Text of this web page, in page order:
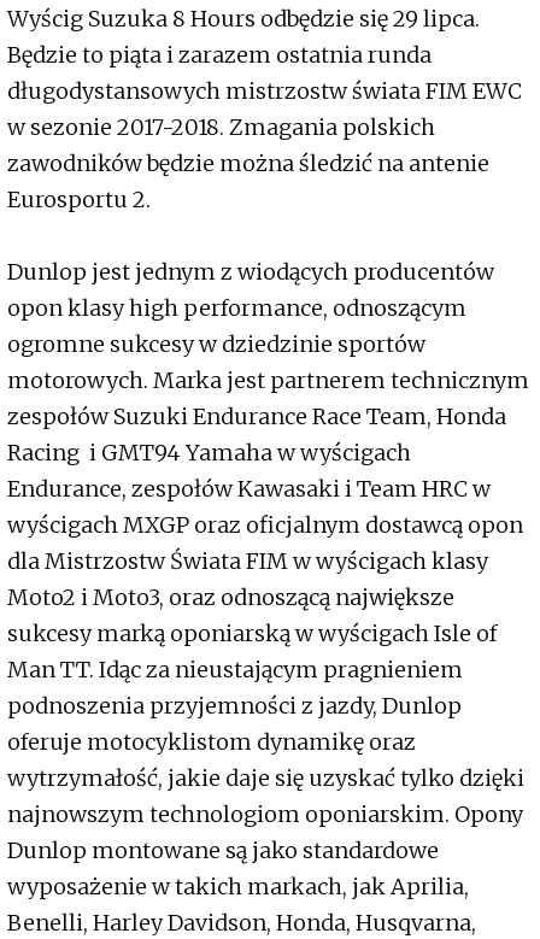
Wyścig Suzuka 8 Hours odbędzie się 29 lipca.
Będzie to piąta i zarazem ostatnia runda
długodystansowych mistrzostw świata FIM EWC
w sezonie 2017-2018. Zmagania polskich
zawodników będzie można śledzić na antenie
Eurosportu 2.
Dunlop jest jednym z wiodących producentów
opon klasy high performance, odnoszącym
ogromne sukcesy w dziedzinie sportów
motorowych. Marka jest partnerem technicznym
zespołów Suzuki Endurance Race Team, Honda
Racing i GMT94 Yamaha w wyścigach
Endurance, zespołów Kawasaki i Team HRC w
wyścigach MXGP oraz oficjalnym dostawcą opon
dla Mistrzostw Świata FIM w wyścigach klasy
Moto2 i Moto3, oraz odnoszącą największe
sukcesy marką oponiarską w wyścigach Isle of
Man TT. Idąc za nieustającym pragnieniem
podnoszenia przyjemności z jazdy, Dunlop
oferuje motocyklistom dynamikę oraz
wytrzymałość, jakie daje się uzyskać tylko dzięki
najnowszym technologiom oponiarskim. Opony
Dunlop montowane są jako standardowe
wyposażenie w takich markach, jak Aprilia,
Benelli, Harley Davidson, Honda, Husqvarna,